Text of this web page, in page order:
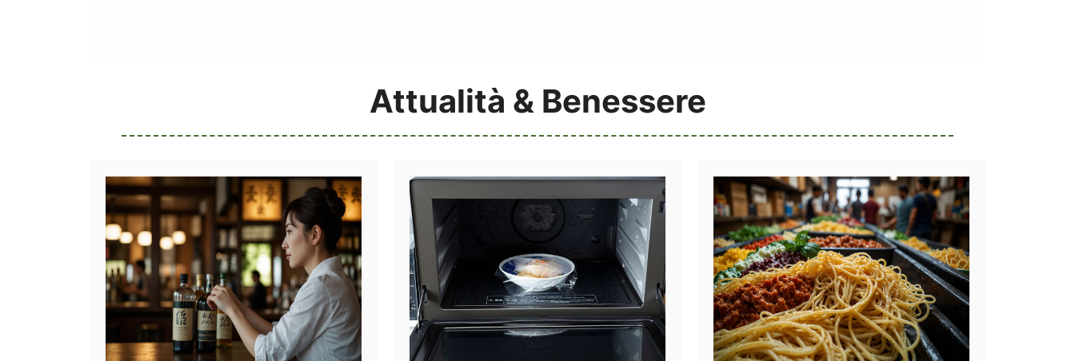
Attualità & Benessere